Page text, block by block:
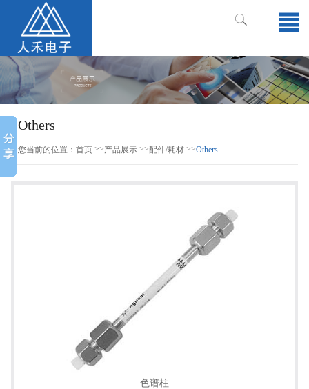
Others
您当前的位置： 首页 >>产品展示 >>配件/耗材 >>Others
色谱柱